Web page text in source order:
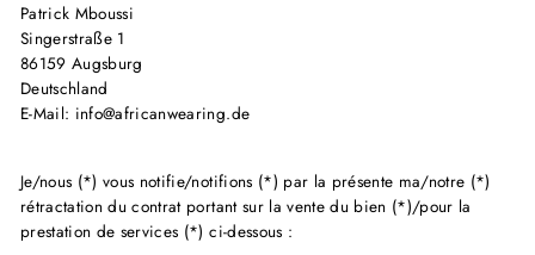
Patrick Mboussi
Singerstraße 1
86159 Augsburg
Deutschland
E-Mail: info@africanwearing.de
Je/nous (*) vous notifie/notifions (*) par la présente ma/notre (*)
rétractation du contrat portant sur la vente du bien (*)/pour la
prestation de services (*) ci-dessous :